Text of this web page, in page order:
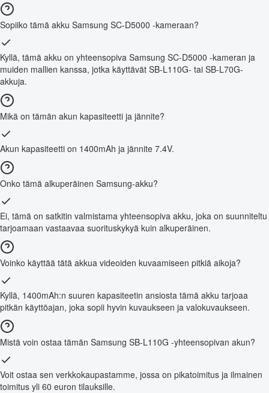
Sopiiko tämä akku Samsung SC-D5000 -kameraan?
Kyllä, tämä akku on yhteensopiva Samsung SC-D5000 -kameran ja
muiden mallien kanssa, jotka käyttävät SB-L110G- tai SB-L70G-
akkuja.
Mikä on tämän akun kapasiteetti ja jännite?
Akun kapasiteetti on 1400mAh ja jännite 7.4V.
Onko tämä alkuperäinen Samsung-akku?
Ei, tämä on satkitin valmistama yhteensopiva akku, joka on suunniteltu
tarjoamaan vastaavaa suorituskykyä kuin alkuperäinen.
Voinko käyttää tätä akkua videoiden kuvaamiseen pitkiä aikoja?
Kyllä, 1400mAh:n suuren kapasiteetin ansiosta tämä akku tarjoaa
pitkän käyttöajan, joka sopii hyvin kuvaukseen ja valokuvaukseen.
Mistä voin ostaa tämän Samsung SB-L110G -yhteensopivan akun?
Voit ostaa sen verkkokaupastamme, jossa on pikatoimitus ja ilmainen
toimitus yli 60 euron tilauksille.